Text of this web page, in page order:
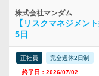
株式会社マンダム
【リスクマネジメン
5日
正社員 完全週休2日制
終了日：2026/07/02